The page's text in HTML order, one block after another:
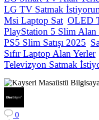
LG TV Satmak
Msi Laptop Sat OLED
PlayStation 5 Slim Alan
PS5 Slim Satışı 2025
Sıfır Laptop Alan Yerler
Televizyon Satmak
0